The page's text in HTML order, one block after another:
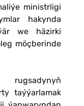
ministrligi
hakynda
we häzirki
möçberinde
taýýarlamak